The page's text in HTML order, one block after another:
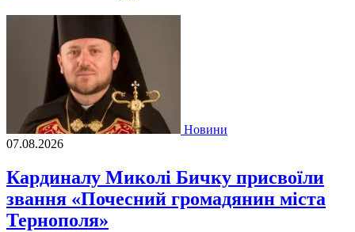
Новини
07.08.2026
Кардиналу Миколі Бичку присвоїли
звання «Почесний громадянин міста
Тернополя»